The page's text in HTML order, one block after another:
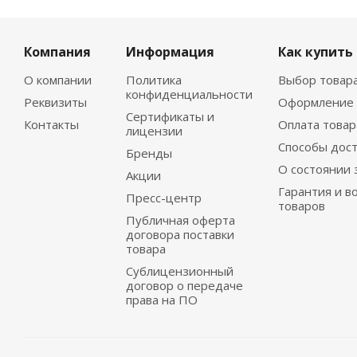
Компания
О компании
Реквизиты
Контакты
Информация
Политика
конфиденциальности
Сертификаты и
лицензии
Бренды
Акции
Пресс-центр
Публичная оферта
договора поставки
товара
Сублицензионный
договор о передаче
права на ПО
Как купить
Выбор
Оформление
Оплата
Способы
О состоянии
Гарантия и
товаров